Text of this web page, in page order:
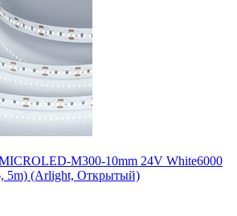
M300-10mm 24V White6000
5m) (Arlight, Открытый)